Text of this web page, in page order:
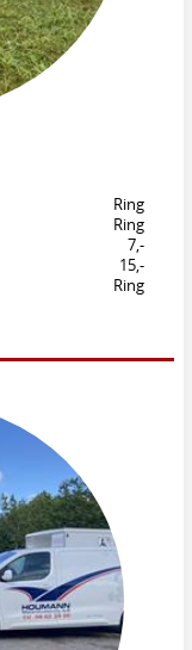
Ring
Ring
7,-
15,-
Ring